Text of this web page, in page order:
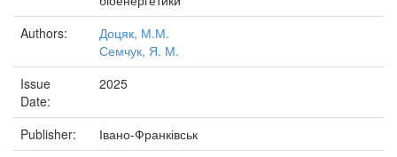
Authors:
Доцяк, М.М.
Семчук, Я. М.
Issue
Date:
2025
Publisher:
Івано-Франківськ